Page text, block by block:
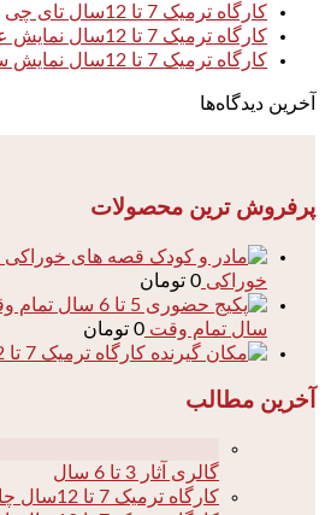
کارگاه ترمیک 7 تا 12سال تای چی
کارگاه ترمیک 7 تا 12سال نمایش عروسکی
کارگاه ترمیک 7 تا 12سال نمایش سایه
آخرین دیدگاه‌ها
پرفروش ترین محصولات
خوراکی 0 تومان
سال تمام وقت 0 تومان
کارگاه ترمیک 7 تا 12 سال انیمیشن
آخرین مطالب
گالری آثار 3 تا 6 سال
کارگاه ترمیک 7 تا 12سال چاپ